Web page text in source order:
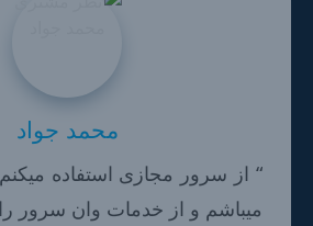
محمد جواد
“ از سرور مجازی استفاده میکنم.
میباشم و از خدمات وان سرور